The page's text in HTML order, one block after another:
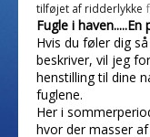
tilføjet af ridderlykke
Fugle i haven.....En
Hvis du føler dig
beskriver, vil jeg
henstilling til dine
fuglene.
Her i
hvor der masser